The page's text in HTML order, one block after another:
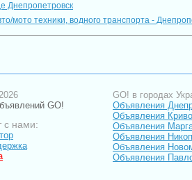
Днепропетровск
мото техники, водного транспорта -
GO!
с нами:
GO! в городах
Объявления
Объявления
Объявления
Объявления
Объявления
Объявления